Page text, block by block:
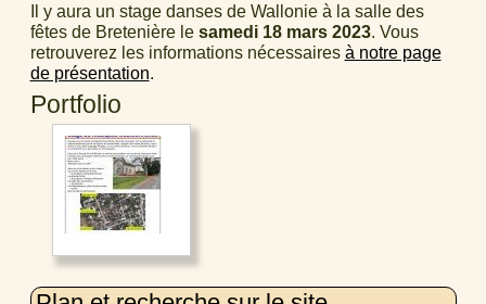
Il y aura un stage danses de Wallonie à la salle des
fêtes de Bretenière le samedi 18 mars 2023. Vous
retrouverez les informations nécessaires à notre page
de présentation.
Portfolio